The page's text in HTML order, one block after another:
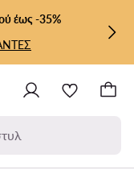
έως -35%